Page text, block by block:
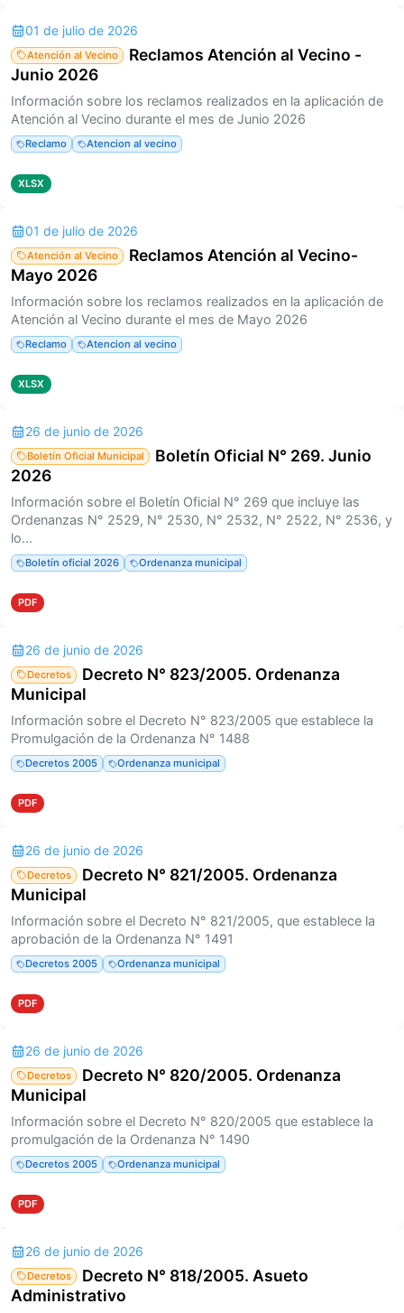
01 de julio de 2026
Atención al Vecino
Reclamos Atención al Vecino -
Junio 2026
Información sobre los reclamos realizados en la aplicación de
Atención al Vecino durante el mes de Junio 2026
Reclamo Atencion al vecino
XLSX
01 de julio de 2026
Atención al Vecino
Reclamos Atención al Vecino-
Mayo 2026
Información sobre los reclamos realizados en la aplicación de
Atención al Vecino durante el mes de Mayo 2026
Reclamo Atencion al vecino
XLSX
26 de junio de 2026
Boletín Oficial Municipal
Boletín Oficial N° 269. Junio
2026
Información sobre el Boletín Oficial N° 269 que incluye las
Ordenanzas N° 2529, N° 2530, N° 2532, N° 2522, N° 2536, y
lo...
Boletín oficial 2026 Ordenanza municipal
PDF
26 de junio de 2026
Decretos
Decreto N° 823/2005. Ordenanza
Municipal
Información sobre el Decreto N° 823/2005 que establece la
Promulgación de la Ordenanza N° 1488
Decretos 2005 Ordenanza municipal
PDF
26 de junio de 2026
Decretos
Decreto N° 821/2005. Ordenanza
Municipal
Información sobre el Decreto N° 821/2005, que establece la
aprobación de la Ordenanza N° 1491
Decretos 2005 Ordenanza municipal
PDF
26 de junio de 2026
Decretos
Decreto N° 820/2005. Ordenanza
Municipal
Información sobre el Decreto N° 820/2005 que establece la
promulgación de la Ordenanza N° 1490
Decretos 2005 Ordenanza municipal
PDF
26 de junio de 2026
Decretos
Decreto N° 818/2005. Asueto
Administrativo